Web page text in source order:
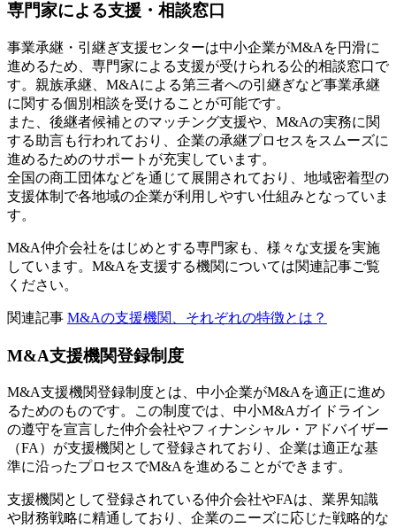
専門家による支援・相談窓口
事業承継・引継ぎ支援センターは中小企業がM&Aを円滑に
進めるため、専門家による支援が受けられる公的相談窓口で
す。親族承継、M&Aによる第三者への引継ぎなど事業承継
に関する個別相談を受けることが可能です。
また、後継者候補とのマッチング支援や、M&Aの実務に関
する助言も行われており、企業の承継プロセスをスムーズに
進めるためのサポートが充実しています。
全国の商工団体などを通じて展開されており、地域密着型の
支援体制で各地域の企業が利用しやすい仕組みとなっていま
す。
M&A仲介会社をはじめとする専門家も、様々な支援を実施
しています。M&Aを支援する機関については関連記事ご覧
ください。
関連記事 M&Aの支援機関、それぞれの特徴とは？
M&A支援機関登録制度
M&A支援機関登録制度とは、中小企業がM&Aを適正に進め
るためのものです。この制度では、中小M&Aガイドライン
の遵守を宣言した仲介会社やフィナンシャル・アドバイザー
（FA）が支援機関として登録されており、企業は適正な基
準に沿ったプロセスでM&Aを進めることができます。
支援機関として登録されている仲介会社やFAは、業界知識
や財務戦略に精通しており、企業のニーズに応じた戦略的な